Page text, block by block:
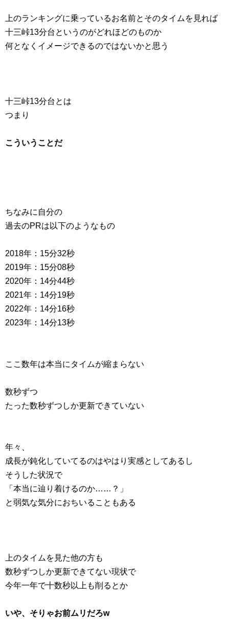
上のランキングに乗っているお名前とそのタイムを見れば
十三峠13分台というのがどれほどのものか
何となくイメージできるのではないかと思う
十三峠13分台とは
つまり
こういうことだ
ちなみに自分の
過去のPRは以下のようなもの
2018年：15分32秒
2019年：15分08秒
2020年：14分44秒
2021年：14分19秒
2022年：14分16秒
2023年：14分13秒
ここ数年は本当にタイムが縮まらない
数秒ずつ
たった数秒ずつしか更新できていない
年々、
成長が鈍化していてるのはやはり実感としてあるし
そうした状況で
「本当に辿り着けるのか……？」
と弱気な気分におちいることもある
上のタイムを見た他の方も
数秒ずつしか更新できてない現状で
今年一年で十数秒以上も削るとか
いや、そりゃお前ムリだろw